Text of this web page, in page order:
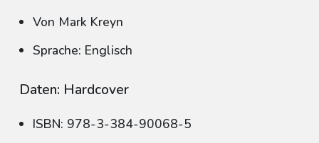
Von Mark Kreyn
Sprache: Englisch
Daten: Hardcover
ISBN: 978-3-384-90068-5